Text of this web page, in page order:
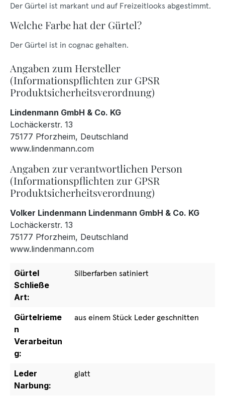
Der Gürtel ist markant und auf Freizeitlooks abgestimmt.
Welche Farbe hat der Gürtel?
Der Gürtel ist in cognac gehalten.
Angaben zum Hersteller
(Informationspflichten zur GPSR
Produktsicherheitsverordnung)
Lindenmann GmbH & Co. KG
Lochäckerstr. 13
75177 Pforzheim, Deutschland
www.lindenmann.com
Angaben zur verantwortlichen Person
(Informationspflichten zur GPSR
Produktsicherheitsverordnung)
Volker Lindenmann Lindenmann GmbH & Co. KG
Lochäckerstr. 13
75177 Pforzheim, Deutschland
www.lindenmann.com
Gürtel
Schließe
Art:
Silberfarben satiniert
Gürtelrieme
n
Verarbeitun
g:
aus einem Stück Leder geschnitten
Leder
Narbung:
glatt